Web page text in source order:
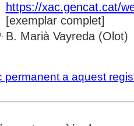
https://xac.gencat.cat/
[exemplar complet]
B. Marià Vayreda (Olot)
permanent a aquest